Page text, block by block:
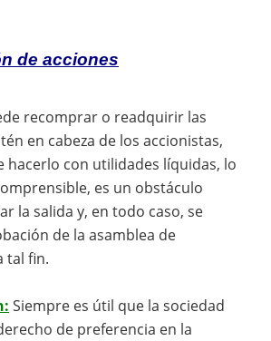
de acciones
recomprar o readquirir las
en cabeza de los accionistas,
hacerlo con utilidades líquidas, lo
es un obstáculo
la salida y, en todo caso, se
de la asamblea de
tal fin.
Siempre es útil que la sociedad
de preferencia en la